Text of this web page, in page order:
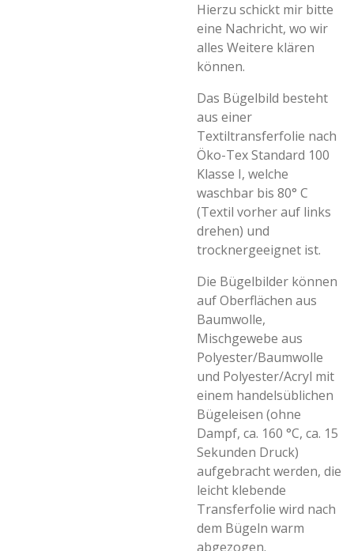
Hierzu schickt mir bitte
eine Nachricht, wo wir
alles Weitere klären
können.
Das Bügelbild besteht
aus einer
Textiltransferfolie nach
Öko-Tex Standard 100
Klasse I, welche
waschbar bis 80° C
(Textil vorher auf links
drehen) und
trocknergeeignet ist.
Die Bügelbilder können
auf Oberflächen aus
Baumwolle,
Mischgewebe aus
Polyester/Baumwolle
und Polyester/Acryl mit
einem handelsüblichen
Bügeleisen (ohne
Dampf, ca. 160 °C, ca. 15
Sekunden Druck)
aufgebracht werden, die
leicht klebende
Transferfolie wird nach
dem Bügeln warm
abgezogen.